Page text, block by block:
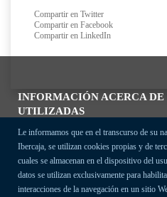
INFORMACIÓN ACERCA
UTILIZADAS
Le informamos que en el transcurso de su
Ibercaja, se utilizan cookies propias y de
cuales se almacenan en el dispositivo del
datos se utilizan exclusivamente para
interacciones de la navegación en un sitio
Compartir en Twitter
Compartir en Facebook
Compartir en LinkedIn